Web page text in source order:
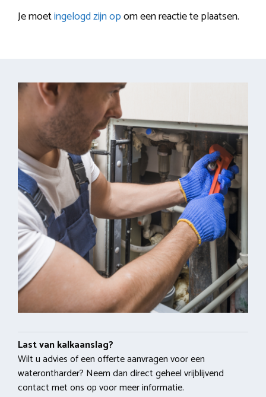
Je moetingelogd zijn opom een reactie te plaatsen.
Last van kalkaanslag?
Wilt u advies of een offerte aanvragen voor een
waterontharder? Neem dan direct geheel vrijblijvend
contact met ons op voor meer informatie.